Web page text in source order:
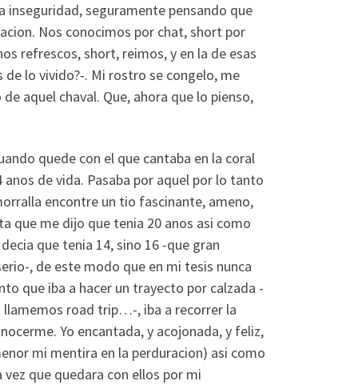
inseguridad, seguramente pensando que
Nos conocimos por chat, short por
refrescos, short, reimos, y en la de esas
de lo vivido?-. Mi rostro se congelo, me
aquel chaval. Que, ahora que lo pienso,
quede con el que cantaba en la coral
de vida. Pasaba por aquel por lo tanto
encontre un tio fascinante, ameno,
que me dijo que tenia 20 anos asi­ como
que tenia 14, sino 16 -que gran
, de este modo que en mi tesis nunca
que iba a hacer un trayecto por calzada -
llamemos road trip…-, iba a recorrer la
Yo encantada, y acojonada, y feliz,
mi mentira en la perduracion) asi­ como
que quedara con ellos por mi